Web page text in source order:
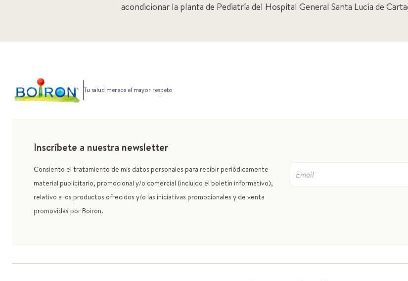
acondicionar la planta de Pediatría del Hospital General Santa Lucía de
Tu salud merece el mayor respeto
Inscríbete a nuestra newsletter
Consiento el tratamiento de mis datos personales para recibir periódicamente
material publicitario, promocional y/o comercial (incluido el boletín informativo),
relativo a los productos ofrecidos y/o las iniciativas promocionales y de venta
promovidas por Boiron.